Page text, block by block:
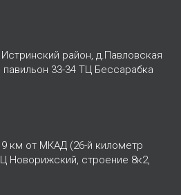
район, д.Павловская
павильон 33-34 ТЦ Бессарабка
км от МКАД (26-й километр
Новорижский, строение 8к2,